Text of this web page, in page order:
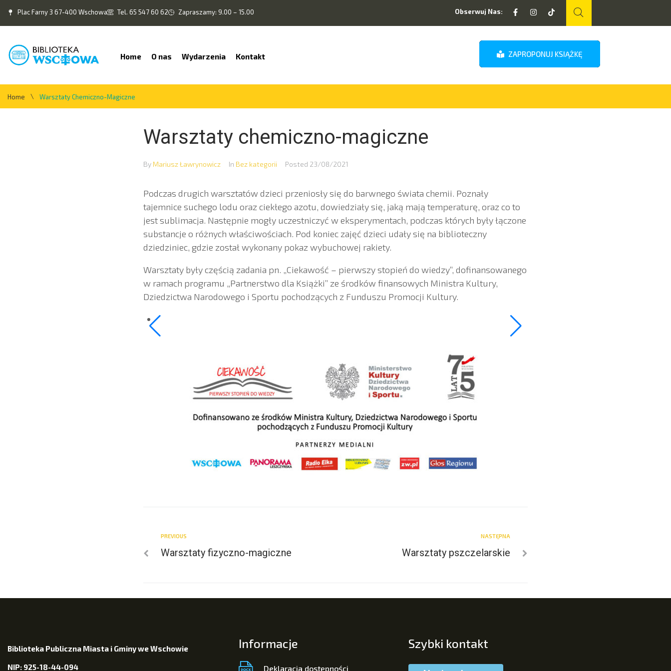
Plac Farny 3 67-400 Wschowa Tel. 65 547 60 62 Zapraszamy: 9.00 – 15.00 Obserwuj Nas:
Home O nas Wydarzenia Kontakt ZAPROPONUJ KSIĄŻKĘ
Home \ Warsztaty Chemiczno-Magiczne
Warsztaty chemiczno-magiczne
By Mariusz Ławrynowicz In Bez kategorii Posted 23/08/2021
Podczas drugich warsztatów dzieci przeniosły się do barwnego świata chemii. Poznały
tajemnice suchego lodu oraz ciekłego azotu, dowiedziały się, jaką mają temperaturę, oraz co to
jest sublimacja. Następnie mogły uczestniczyć w eksperymentach, podczas których były łączone
substancje o różnych właściwościach. Pod koniec zajęć dzieci udały się na biblioteczny
dziedziniec, gdzie został wykonany pokaz wybuchowej rakiety.
Warsztaty były częścią zadania pn. „Ciekawość – pierwszy stopień do wiedzy”, dofinansowanego
w ramach programu „Partnerstwo dla Książki” ze środków finansowych Ministra Kultury,
Dziedzictwa Narodowego i Sportu pochodzących z Funduszu Promocji Kultury.
PREVIOUS
Warsztaty fizyczno-magiczne
NASTĘPNA
Warsztaty pszczelarskie
Biblioteka Publiczna Miasta i Gminy we Wschowie
NIP: 925-18-44-094
Informacje
Deklaracja dostępności
Szybki kontakt